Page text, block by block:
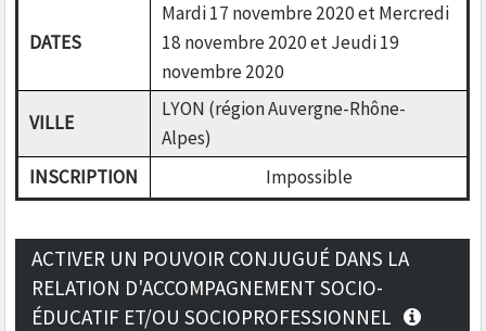
DATES
Mardi 17 novembre 2020 et Mercredi
18 novembre 2020 et Jeudi 19
novembre 2020
VILLE
LYON (région Auvergne-Rhône-
Alpes)
INSCRIPTION
Impossible
ACTIVER UN POUVOIR CONJUGUÉ DANS LA
RELATION D'ACCOMPAGNEMENT SOCIO-
ÉDUCATIF ET/OU SOCIOPROFESSIONNEL